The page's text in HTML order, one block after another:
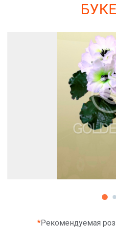
*Рекомендуемая